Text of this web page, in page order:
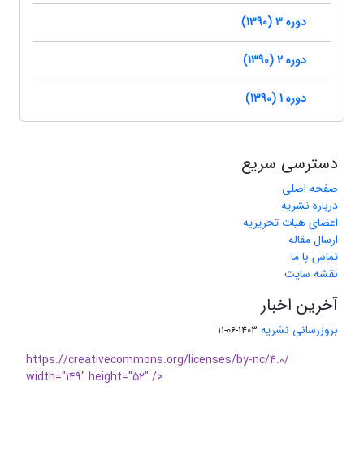
دوره 3 (1390)
دوره 2 (1390)
دوره 1 (1390)
دسترسی سریع
صفحه اصلی
درباره نشریه
اعضای هیات تحریریه
ارسال مقاله
تماس با ما
نقشه سایت
آخرین اخبار
بروزرسانی نشریه 1403-06-11
https://creativecommons.org/licenses/by-nc/4.0/
width="149" height="52" />